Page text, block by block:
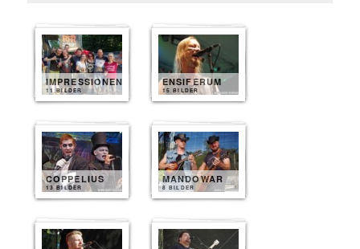
IMPRESSIONEN
11 BILDER
ENSIFERUM
15 BILDER
COPPELIUS
13 BILDER
MANDOWAR
8 BILDER